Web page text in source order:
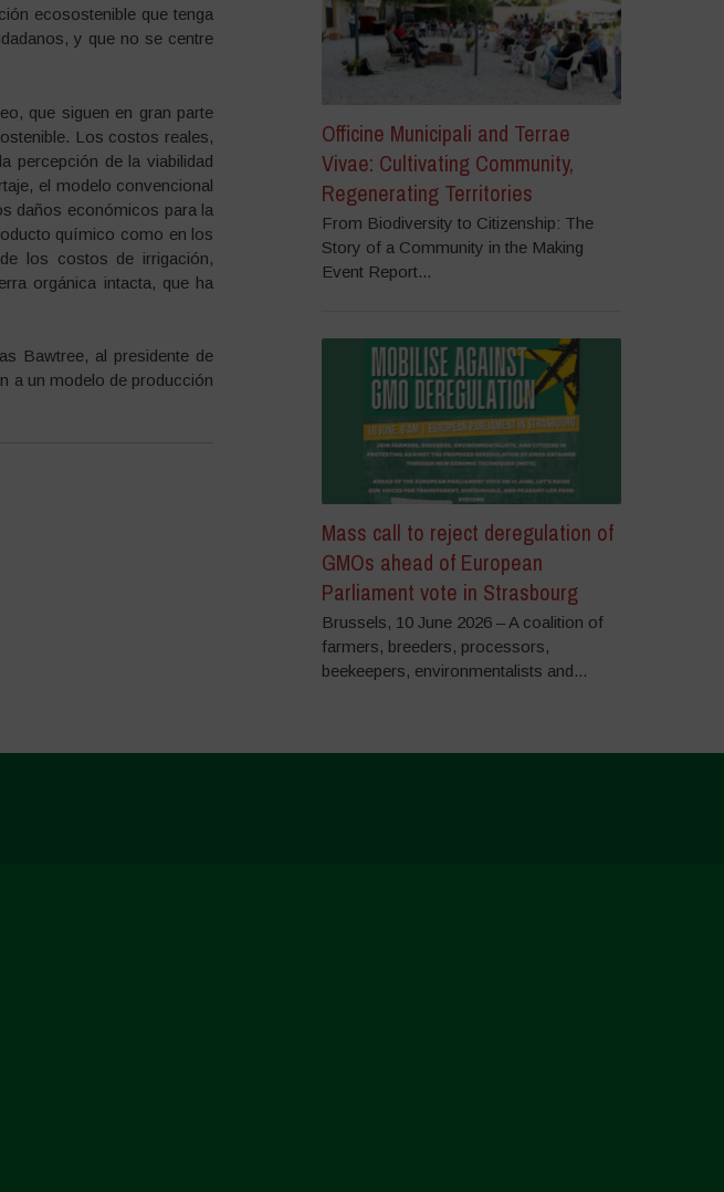
ecosostenible que tenga
y que no se centre
que siguen en gran parte
Los costos reales,
percepción de la viabilidad
el modelo convencional
daños económicos para la
químico como en los
los costos de irrigación,
orgánica intacta, que ha
Bawtree, al presidente de
a un modelo de producción
Officine Municipali and Terrae
Vivae: Cultivating Community,
Regenerating Territories
From Biodiversity to Citizenship: The
Story of a Community in the Making
Event Report...
Mass call to reject deregulation of
GMOs ahead of European
Parliament vote in Strasbourg
Brussels, 10 June 2026 – A coalition of
farmers, breeders, processors,
beekeepers, environmentalists and...